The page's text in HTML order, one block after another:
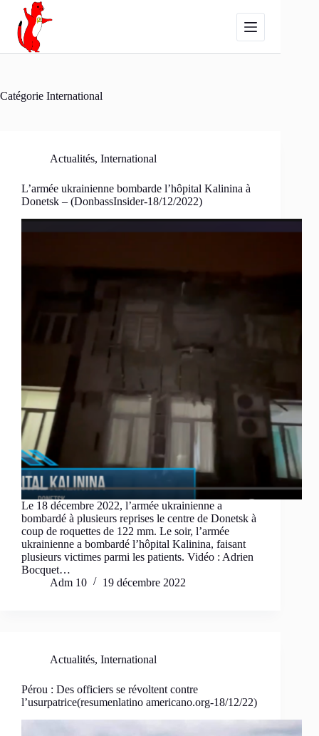
Passer
contenu
Catégorie International
Actualités, International
L’armée ukrainienne bombarde l’hôpital Kalinina à
Donetsk – (DonbassInsider-18/12/2022)
Le 18 décembre 2022, l’armée ukrainienne a
bombardé à plusieurs reprises le centre de Donetsk à
coup de roquettes de 122 mm. Le soir, l’armée
ukrainienne a bombardé l’hôpital Kalinina, faisant
plusieurs victimes parmi les patients. Vidéo : Adrien
Bocquet…
Adm 10
19 décembre 2022
Actualités, International
Pérou : Des officiers se révoltent contre
l’usurpatrice(resumenlatino americano.org-18/12/22)